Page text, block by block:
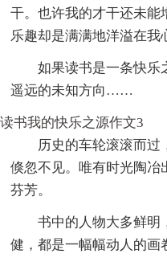
干。也许我的才干还未能
乐趣却是满满地洋溢在我
如果读书是一条快乐
遥远的未知方向……
读书我的快乐之源作文3
历史的车轮滚滚而过
倏忽不见。唯有时光陶冶
芬芳。
书中的人物大多鲜明
健，都是一幅幅动人的画